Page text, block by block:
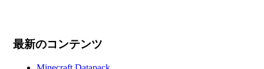
最新のコンテンツ